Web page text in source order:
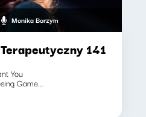
Monika Borzym
141
You
Game...